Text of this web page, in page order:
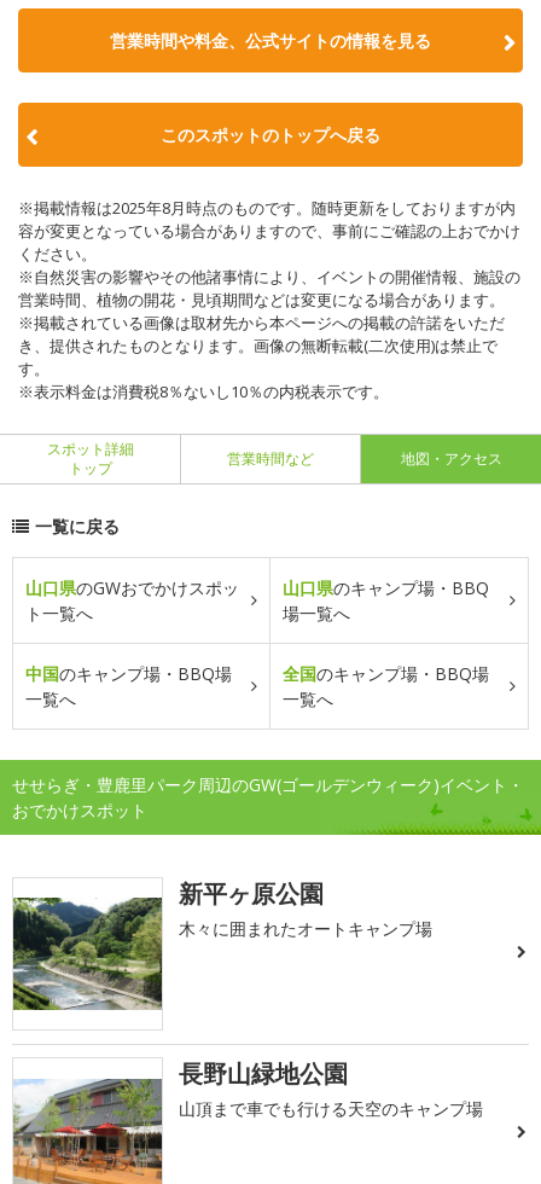
営業時間や料金、公式サイトの情報を見る
このスポットのトップへ戻る
※掲載情報は2025年8月時点のものです。随時更新をしておりますが内
容が変更となっている場合がありますので、事前にご確認の上おでかけ
ください。
※自然災害の影響やその他諸事情により、イベントの開催情報、施設の
営業時間、植物の開花・見頃期間などは変更になる場合があります。
※掲載されている画像は取材先から本ページへの掲載の許諾をいただ
き、提供されたものとなります。画像の無断転載(二次使用)は禁止で
す。
※表示料金は消費税8％ないし10％の内税表示です。
スポット詳細
トップ
営業時間など 地図・アクセス
一覧に戻る
山口県のGWおでかけスポッ
ト一覧へ
山口県のキャンプ場・BBQ
場一覧へ
中国のキャンプ場・BBQ場
一覧へ
全国のキャンプ場・BBQ場
一覧へ
せせらぎ・豊鹿里パーク周辺のGW(ゴールデンウィーク)イベント・
おでかけスポット
新平ヶ原公園
木々に囲まれたオートキャンプ場
長野山緑地公園
山頂まで車でも行ける天空のキャンプ場